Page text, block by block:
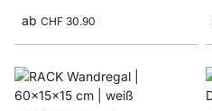
ab CHF 30.90